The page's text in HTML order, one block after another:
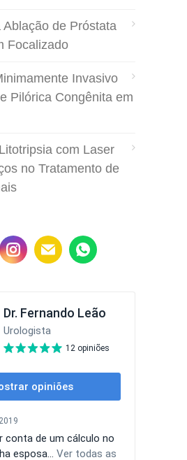
Ablação de Próstata
Focalizado
Invasivo
Pilórica Congênita em
com Laser
no Tratamento de